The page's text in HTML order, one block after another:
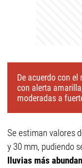
De acuerdo con
con alerta
moderadas a
Se estiman valores
y 30 mm, pudiendo
lluvias más